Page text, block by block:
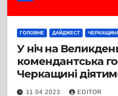
ГОЛОВНЕ ДАЙДЖЕСТ
У ніч на
комендантська
Черкащині
суботи до 4.00
11.04.2023 EDITOR